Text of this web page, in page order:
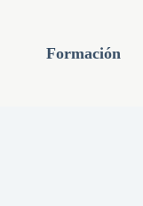
Formación